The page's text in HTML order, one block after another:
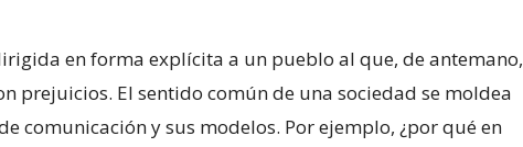
en forma explícita a un pueblo al que, de antemano,
prejuicios. El sentido común de una sociedad se moldea
comunicación y sus modelos. Por ejemplo, ¿por qué en